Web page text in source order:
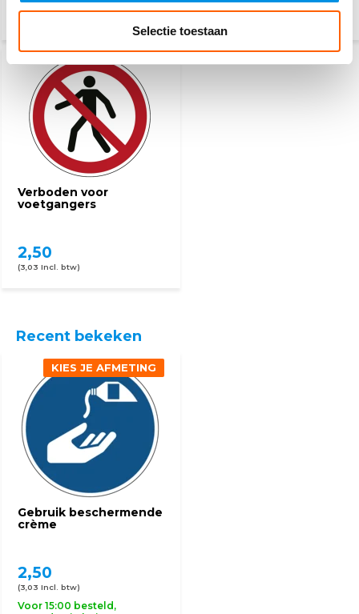
Selectie toestaan
2,50 2,50
Verboden voor
voetgangers
2,50
(3,03 Incl. btw)
Recent bekeken
Gebruik beschermende
crème
KIES JE AFMETING
2,50
(3,03 Incl. btw)
Voor 15:00 besteld,